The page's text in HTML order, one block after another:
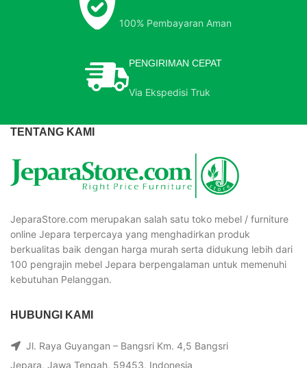
100% Pembayaran Aman
PENGIRIMAN CEPAT
Via Ekspedisi Truk
TENTANG KAMI
JeparaStore.com merupakan salah satu toko mebel / furniture
online Jepara terpercaya yang menghadirkan produk
berkualitas baik dengan harga murah serta didukung lebih dari
100 pengrajin mebel Jepara berpengalaman untuk memenuhi
kebutuhan Pelanggan.
HUBUNGI KAMI
Jl. Raya Guyangan – Bangsri Km. 4,5 Bangsri
Jepara, Jawa Tengah, 59453, Indonesia